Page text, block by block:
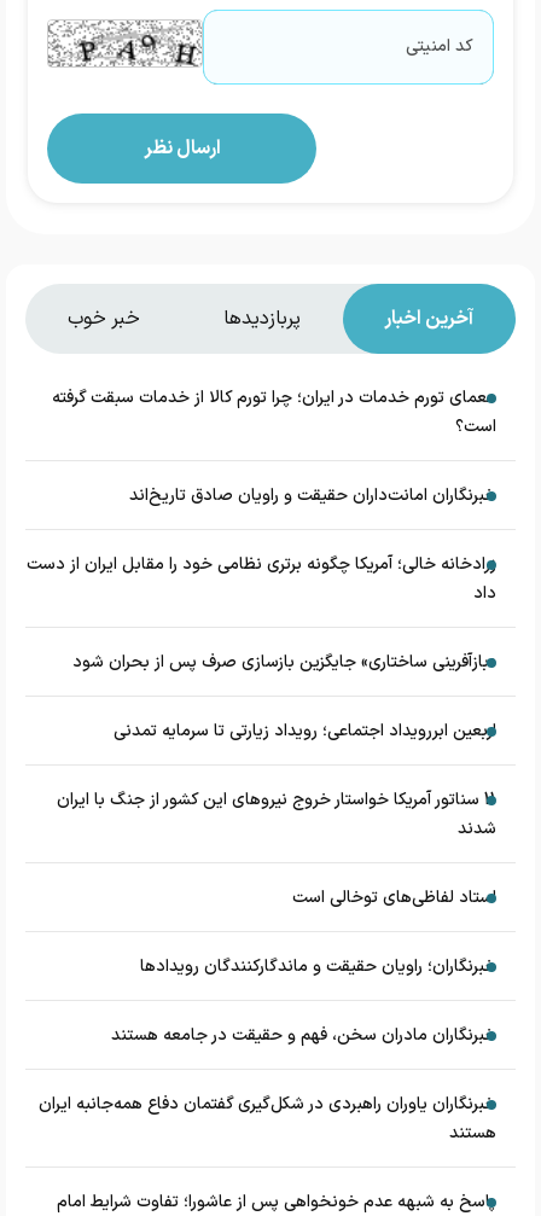
آخرین اخبار پربازدیدها خبر خوب
معمای تورم خدمات در ایران؛ چرا تورم کالا از خدمات سبقت گرفته
است؟
خبرنگاران امانت‌داران حقیقت و راویان صادق تاریخ‌اند
زرادخانه‌ خالی؛ آمریکا چگونه برتری نظامی خود را مقابل ایران از دست
داد
«بازآفرینی ساختاری» جایگزین بازسازی صرف پس از بحران شود
اربعین ابررویداد اجتماعی؛ رویداد زیارتی تا سرمایه تمدنی
11 سناتور آمریکا خواستار خروج نیروهای این کشور از جنگ با ایران
شدند
استاد لفاظی‌های توخالی است
خبرنگاران؛ راویان حقیقت و ماندگارکنندگان رویدادها
خبرنگاران مادران سخن، فهم و حقیقت در جامعه هستند
خبرنگاران یاوران راهبردی در شکل‌گیری گفتمان دفاع همه‌جانبه ایران
هستند
پاسخ به شبهه عدم خونخواهی پس از عاشورا؛ تفاوت شرایط امام